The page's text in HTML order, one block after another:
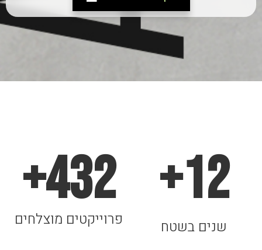
12
+
שנים בשטח
432
+
פרוייקטים מוצלחים